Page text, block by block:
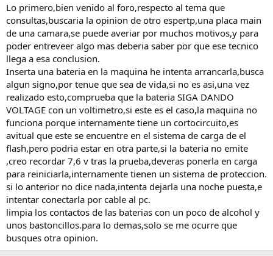
Lo primero,bien venido al foro,respecto al tema que
consultas,buscaria la opinion de otro espertp,una placa main
de una camara,se puede averiar por muchos motivos,y para
poder entreveer algo mas deberia saber por que ese tecnico
llega a esa conclusion.
Inserta una bateria en la maquina he intenta arrancarla,busca
algun signo,por tenue que sea de vida,si no es asi,una vez
realizado esto,comprueba que la bateria SIGA DANDO
VOLTAGE con un voltimetro,si este es el caso,la maquina no
funciona porque internamente tiene un cortocircuito,es
avitual que este se encuentre en el sistema de carga de el
flash,pero podria estar en otra parte,si la bateria no emite
,creo recordar 7,6 v tras la prueba,deveras ponerla en carga
para reiniciarla,internamente tienen un sistema de proteccion.
si lo anterior no dice nada,intenta dejarla una noche puesta,e
intentar conectarla por cable al pc.
limpia los contactos de las baterias con un poco de alcohol y
unos bastoncillos.para lo demas,solo se me ocurre que
busques otra opinion.